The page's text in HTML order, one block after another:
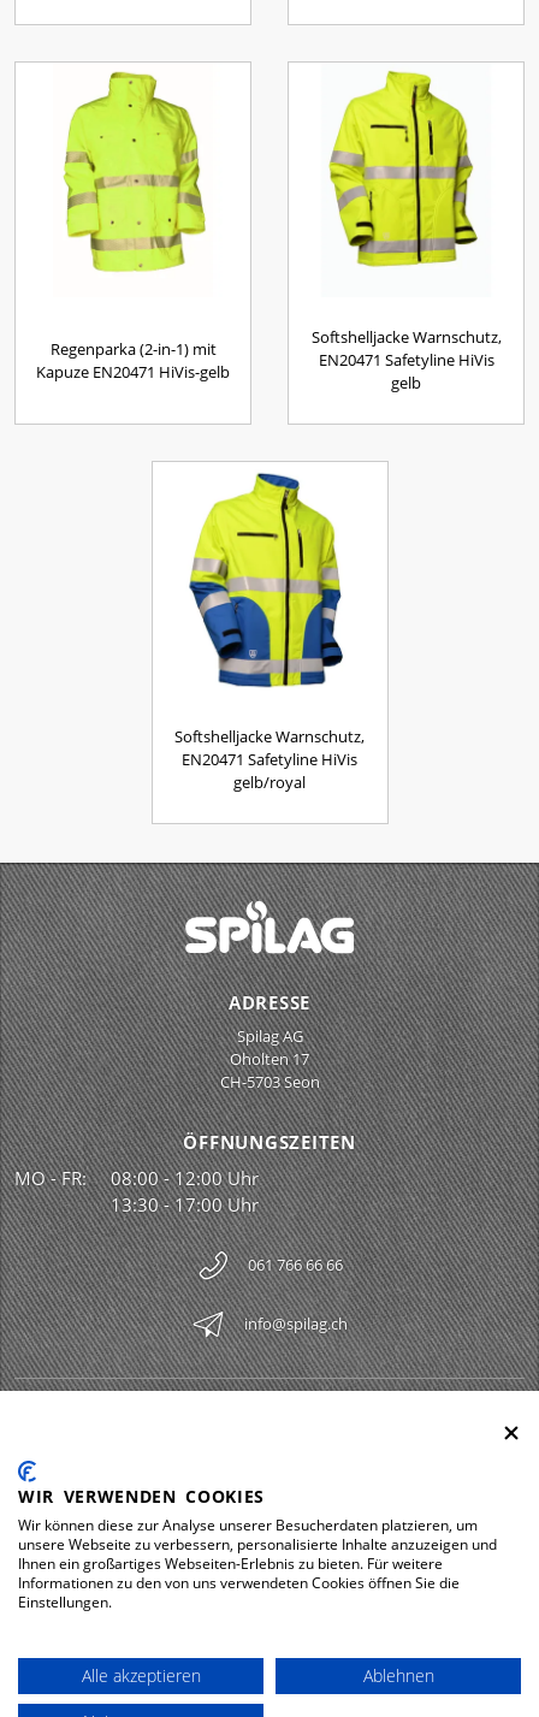
Regenparka (2-in-1) mit
Kapuze EN20471 HiVis-gelb
Softshelljacke Warnschutz,
EN20471 Safetyline HiVis
gelb
Softshelljacke Warnschutz,
EN20471 Safetyline HiVis
gelb/royal
ADRESSE
Spilag AG
Oholten 17
CH-5703 Seon
ÖFFNUNGSZEITEN
MO - FR:
08:00 - 12:00 Uhr
13:30 - 17:00 Uhr
061 766 66 66
info@spilag.ch
LEGAL
DOWNLOADS
© 2026 Spilag AG
WIR VERWENDEN COOKIES
Wir können diese zur Analyse unserer Besucherdaten platzieren, um
unsere Webseite zu verbessern, personalisierte Inhalte anzuzeigen und
Ihnen ein großartiges Webseiten-Erlebnis zu bieten. Für weitere
Informationen zu den von uns verwendeten Cookies öffnen Sie die
Einstellungen.
Alle akzeptieren
Ablehnen